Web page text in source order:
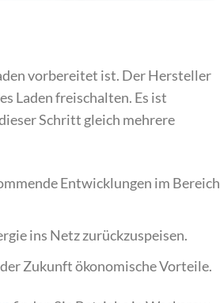
vorbereitet ist. Der Hersteller
Laden freischalten. Es ist
Schritt gleich mehrere
Entwicklungen im Bereich
ins Netz zurückzuspeisen.
Zukunft ökonomische Vorteile.